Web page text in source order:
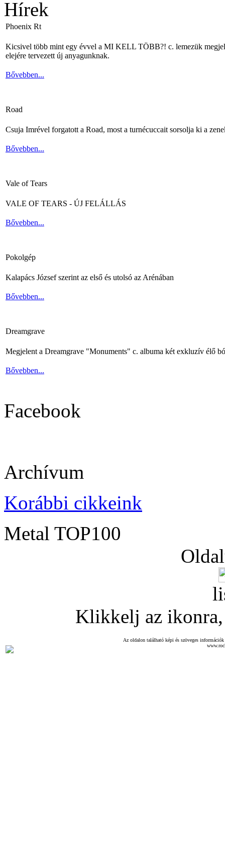
Hírek
Phoenix Rt
Kicsivel több mint egy évvel a MI KELL TÖBB?! c. lemezük
elejére tervezett új anyagunknak.
Bővebben...
Road
Csuja Imrével forgatott a Road, most a turnécuccait sorsolja ki a
Bővebben...
Vale of Tears
VALE OF TEARS - ÚJ FELÁLLÁS
Bővebben...
Pokolgép
Kalapács József szerint az első és utolsó az Arénában
Bővebben...
Dreamgrave
Megjelent a Dreamgrave "Monuments" c. albuma két exkluzív élő
Bővebben...
Facebook
Archívum
Korábbi cikkeink
Metal TOP100
Klikkelj az ikonra,
Az oldalon található képi és szöveges információk